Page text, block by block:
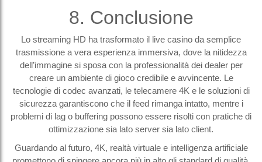
8. Conclusione
Lo streaming HD ha trasformato il live casino da semplice
trasmissione a vera esperienza immersiva, dove la nitidezza
dell’immagine si sposa con la professionalità dei dealer per
creare un ambiente di gioco credibile e avvincente. Le
tecnologie di codec avanzati, le telecamere 4K e le soluzioni di
sicurezza garantiscono che il feed rimanga intatto, mentre i
problemi di lag o buffering possono essere risolti con pratiche di
ottimizzazione sia lato server sia lato client.
Guardando al futuro, 4K, realtà virtuale e intelligenza artificiale